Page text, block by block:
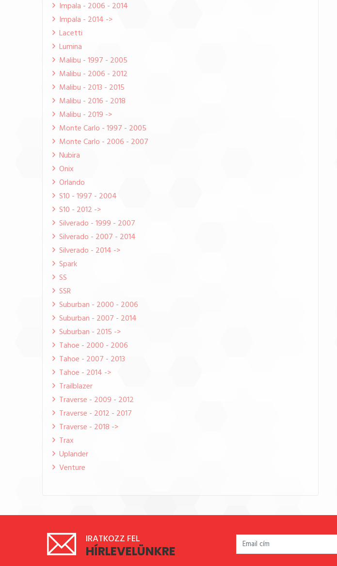
Impala - 2006 - 2014
Impala - 2014 ->
Lacetti
Lumina
Malibu - 1997 - 2005
Malibu - 2006 - 2012
Malibu - 2013 - 2015
Malibu - 2016 - 2018
Malibu - 2019 ->
Monte Carlo - 1997 - 2005
Monte Carlo - 2006 - 2007
Nubira
Onix
Orlando
S10 - 1997 - 2004
S10 - 2012 ->
Silverado - 1999 - 2007
Silverado - 2007 - 2014
Silverado - 2014 ->
Spark
SS
SSR
Suburban - 2000 - 2006
Suburban - 2007 - 2014
Suburban - 2015 ->
Tahoe - 2000 - 2006
Tahoe - 2007 - 2013
Tahoe - 2014 ->
Trailblazer
Traverse - 2009 - 2012
Traverse - 2012 - 2017
Traverse - 2018 ->
Trax
Uplander
Venture
IRATKOZZ FEL
HÍRLEVELÜNKRE